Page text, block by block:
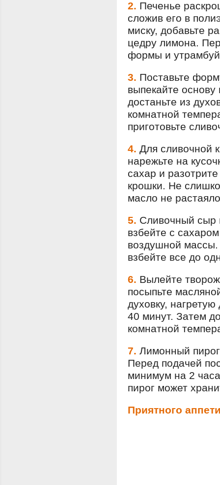
2. Печенье
сложив его в
миску, добавьте
цедру лимона.
формы и
3. Поставьте
выпекайте
достаньте из
комнатной
приготовьте
4. Для сливочной
нарежьте на
сахар и
крошки. Не
масло не
5. Сливочный сыр
взбейте с
воздушной массы.
взбейте все до
6. Вылейте
посыпьте
духовку,
40 минут. Затем
комнатной
7. Лимонный пирог
Перед подачей
минимум на 2
пирог может
Приятного